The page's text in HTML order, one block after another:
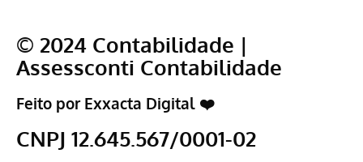
© 2024 Contabilidade |
Assessconti Contabilidade
Feito por Exxacta Digital ❤️
CNPJ 12.645.567/0001-02